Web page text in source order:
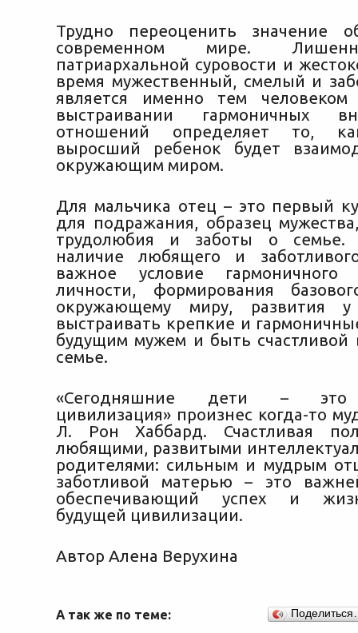
Трудно переоценить значение
современном мире.
патриархальной суровости и
время мужественный, смелый и
является именно тем
выстраивании гармоничных
отношений определяет то,
выросший ребенок будет
окружающим миром.
Для мальчика отец – это первый
для подражания, образец
трудолюбия и заботы о семье.
наличие любящего и
важное условие гармоничного
личности, формирования
окружающему миру, развития
выстраивать крепкие и
будущим мужем и быть счастливой
семье.
«Сегодняшние дети – это
цивилизация» произнес когда-то
Л. Рон Хаббард. Счастливая
любящими, развитыми
родителями: сильным и мудрым
заботливой матерью – это
обеспечивающий успех и
будущей цивилизации.
Автор Алена Верухина
А так же по теме: